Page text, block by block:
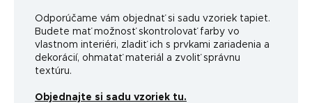
Odporúčame vám objednať si sadu vzoriek tapiet.
Budete mať možnosť skontrolovať farby vo
vlastnom interiéri, zladiť ich s prvkami zariadenia a
dekorácií, ohmatať materiál a zvoliť správnu
textúru.
Objednajte si sadu vzoriek tu.